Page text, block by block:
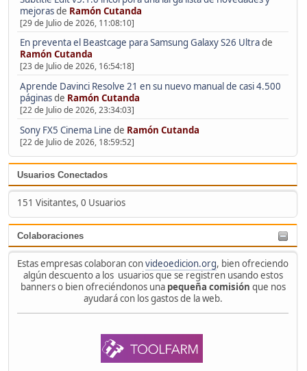
mejorasde Ramón Cutanda
[29 de Julio de 2026, 11:08:10]
En preventa el Beastcage para Samsung Galaxy S26 Ultrade
Ramón Cutanda
[23 de Julio de 2026, 16:54:18]
Aprende Davinci Resolve 21 en su nuevo manual de casi 4.500
páginasde Ramón Cutanda
[22 de Julio de 2026, 23:34:03]
Sony FX5 Cinema Line de Ramón Cutanda
[22 de Julio de 2026, 18:59:52]
Usuarios Conectados
151 Visitantes, 0 Usuarios
Colaboraciones
Estas empresas colaboran convideoedicion.org, bien ofreciendo
algún descuento a los usuarios que se registren usando estos
banners o bien ofreciéndonos una pequeña comisión que nos
ayudará con los gastos de la web.